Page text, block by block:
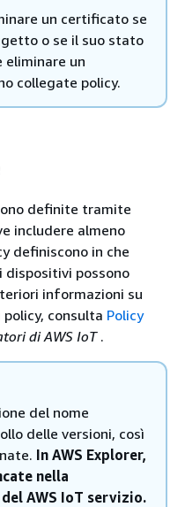
un certificato se
o se il suo stato
eliminare un
collegate policy.
definite tramite
includere almeno
definiscono in che
dispositivi possono
informazioni su
consulta Policy
di AWS IoT .
del nome
delle versioni, così
In AWS Explorer,
nella
AWS IoT servizio.